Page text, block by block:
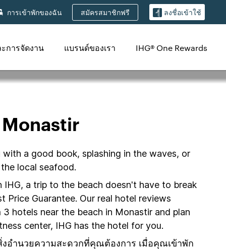
การเข้าพักของฉัน สมัครสมาชิกฟรี ลงชื่อเข้าใช้
การจัดงาน แบรนด์ของเรา IHG® One Rewards
Monastir
a good book, splashing in the waves, or
local seafood.
a trip to the beach doesn't have to break
Guarantee. Our real hotel reviews
hotels near the beach in Monastir and plan
center, IHG has the hotel for you.
อำนวยความสะดวกที่คุณต้องการ เมื่อคุณเข้าพัก